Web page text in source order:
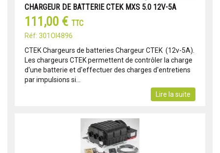
CHARGEUR DE BATTERIE CTEK MXS 5.0 12V-5A
111,00 € TTC
Réf: 301OI4896
CTEK Chargeurs de batteries Chargeur CTEK (12v-5A).
Les chargeurs CTEK permettent de contrôler la charge
d'une batterie et d'effectuer des charges d'entretiens
par impulsions si...
Lire la suite